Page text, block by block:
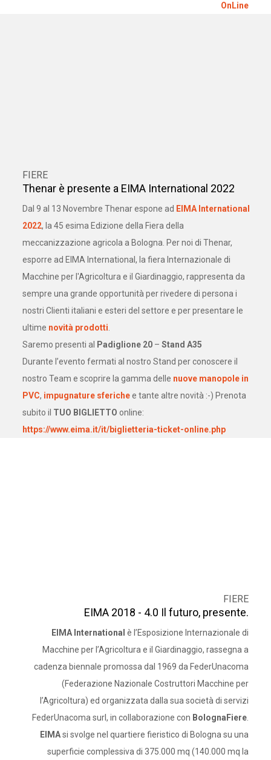
OnLine
FIERE
Thenar è presente a EIMA International 2022
Dal 9 al 13 Novembre Thenar espone ad EIMA International
2022, la 45 esima Edizione della Fiera della
meccanizzazione agricola a Bologna. Per noi di Thenar,
esporre ad EIMA International, la fiera Internazionale di
Macchine per l'Agricoltura e il Giardinaggio, rappresenta da
sempre una grande opportunità per rivedere di persona i
nostri Clienti italiani e esteri del settore e per presentare le
ultime novità prodotti
Saremo presenti al
Padiglione 20– Stand A35
Durante l’evento fermati al nostro Stand per conoscere il
nostro Team e scoprire la gamma delle nuove manopole in
PVC, impugnature sferichee tante altre novità :-) Prenota
subito il TUO BIGLIETTO online:
https://www.eima.it/it/biglietteria-ticket-online.php
FIERE
EIMA 2018 - 4.0 Il futuro, presente.
EIMA International è l’Esposizione Internazionale di
Macchine per l’Agricoltura e il Giardinaggio, rassegna a
cadenza biennale promossa dal 1969 da FederUnacoma
(Federazione Nazionale Costruttori Macchine per
l’Agricoltura) ed organizzata dalla sua società di servizi
FederUnacoma surl, in collaborazione con BolognaFiere
EIMAsi svolge nel quartiere fieristico di Bologna su una
superficie complessiva di 375.000 mq (140.000 mq la